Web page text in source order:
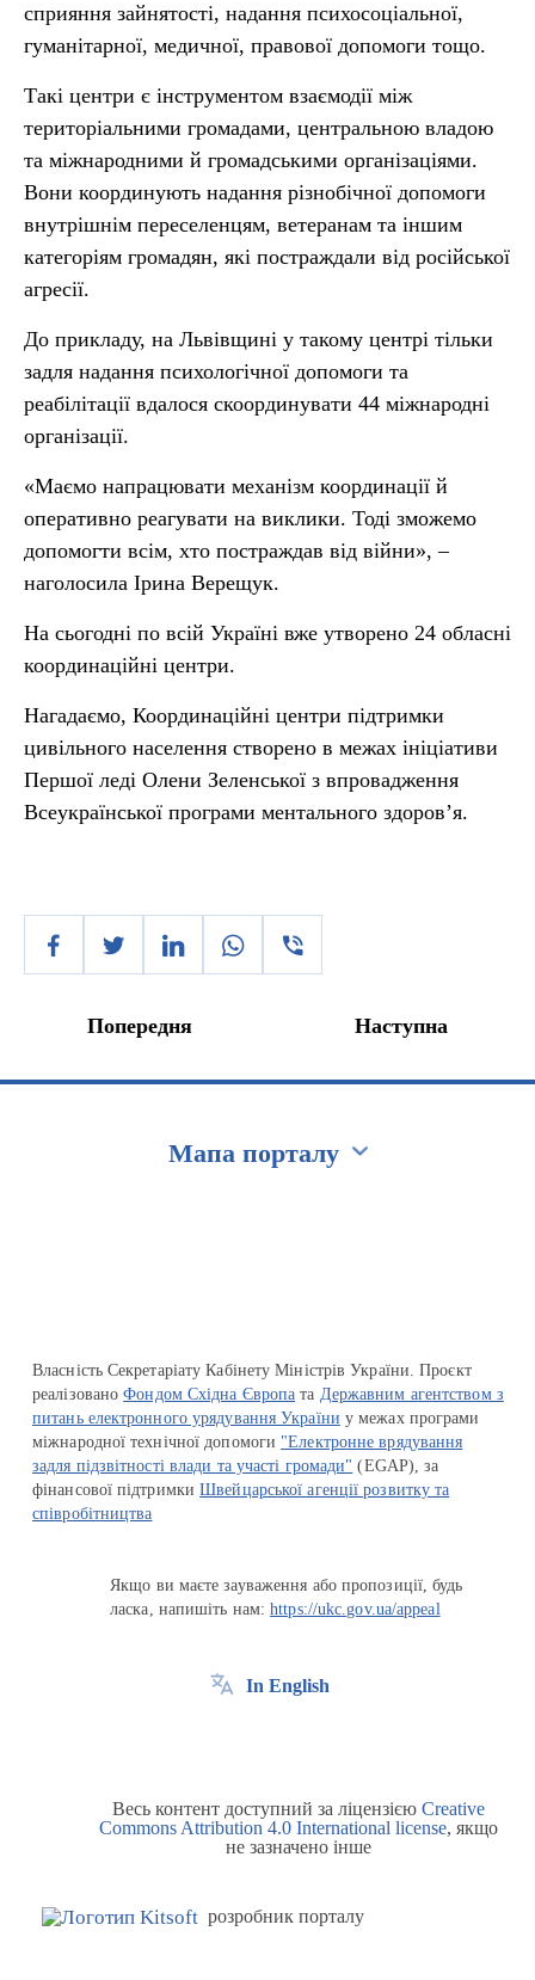
сприяння зайнятості, надання психосоціальної,
гуманітарної, медичної, правової допомоги тощо.
Такі центри є інструментом взаємодії між
територіальними громадами, центральною владою
та міжнародними й громадськими організаціями.
Вони координують надання різнобічної допомоги
внутрішнім переселенцям, ветеранам та іншим
категоріям громадян, які постраждали від російської
агресії.
До прикладу, на Львівщині у такому центрі тільки
задля надання психологічної допомоги та
реабілітації вдалося скоординувати 44 міжнародні
організації.
«Маємо напрацювати механізм координації й
оперативно реагувати на виклики. Тоді зможемо
допомогти всім, хто постраждав від війни», –
наголосила Ірина Верещук.
На сьогодні по всій Україні вже утворено 24 обласні
координаційні центри.
Нагадаємо, Координаційні центри підтримки
цивільного населення створено в межах ініціативи
Першої леді Олени Зеленської з впровадження
Всеукраїнської програми ментального здоров’я.
Попередня Наступна
Мапа порталу
Власність Секретаріату Кабінету Міністрів України. Проєкт
реалізованоФондом Східна Європа та Державним агентством з
питань електронного урядування України у межах програми
міжнародної технічної допомоги "Електронне врядування
задля підзвітності влади та участі громади" (EGAP), за
фінансової підтримкиШвейцарської агенції розвитку та
співробітництва
Якщо ви маєте зауваження або пропозиції, будь
ласка, напишіть нам:https://ukc.gov.ua/appeal
In English
Весь контент доступний за ліцензією Creative
Commons Attribution 4.0 International license, якщо
не зазначено інше
розробник порталу